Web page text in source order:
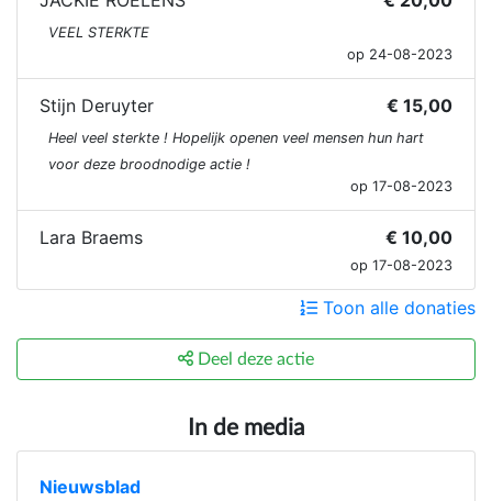
VEEL STERKTE
op 24-08-2023
Stijn Deruyter € 15,00
Heel veel sterkte ! Hopelijk openen veel mensen hun hart
voor deze broodnodige actie !
op 17-08-2023
Lara Braems € 10,00
op 17-08-2023
Toon alle donaties
Deel deze actie
In de media
Nieuwsblad